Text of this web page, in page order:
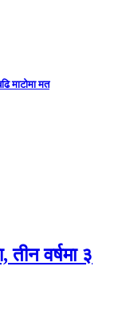
माटोमा मत
तीन वर्षमा ३